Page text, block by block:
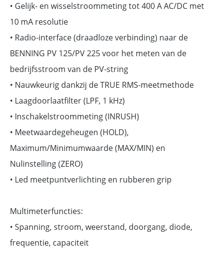
• Gelijk- en wisselstroommeting tot 400 A AC/DC met
10 mA resolutie
• Radio-interface (draadloze verbinding) naar de
BENNING PV 125/PV 225 voor het meten van de
bedrijfsstroom van de PV-string
• Nauwkeurig dankzij de TRUE RMS-meetmethode
• Laagdoorlaatfilter (LPF, 1 kHz)
• Inschakelstroommeting (INRUSH)
• Meetwaardegeheugen (HOLD),
Maximum/Minimumwaarde (MAX/MIN) en
Nulinstelling (ZERO)
• Led meetpuntverlichting en rubberen grip
Multimeterfuncties:
• Spanning, stroom, weerstand, doorgang, diode,
frequentie, capaciteit